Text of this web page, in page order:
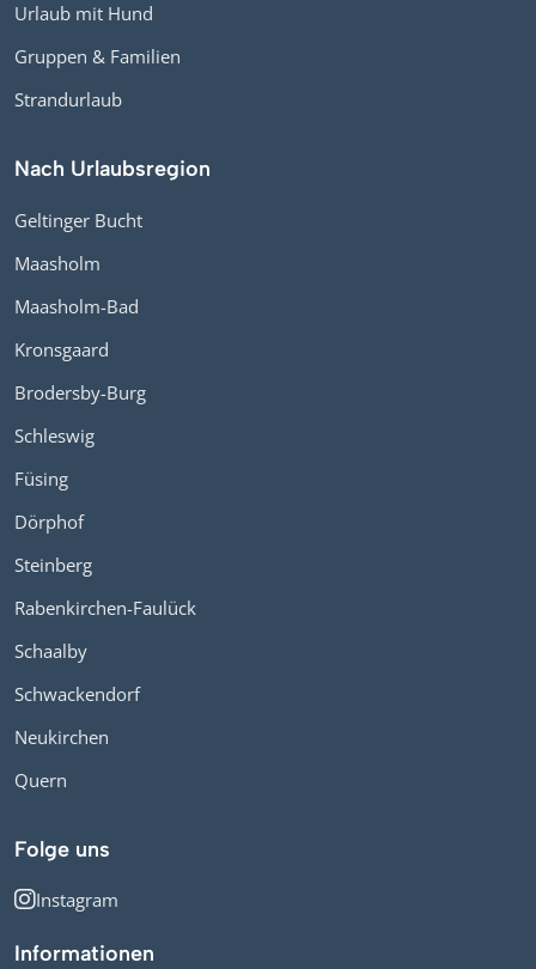
Urlaub mit Hund
Gruppen & Familien
Strandurlaub
Nach Urlaubsregion
Geltinger Bucht
Maasholm
Maasholm-Bad
Kronsgaard
Brodersby-Burg
Schleswig
Füsing
Dörphof
Steinberg
Rabenkirchen-Faulück
Schaalby
Schwackendorf
Neukirchen
Quern
Folge uns
Instagram
Informationen